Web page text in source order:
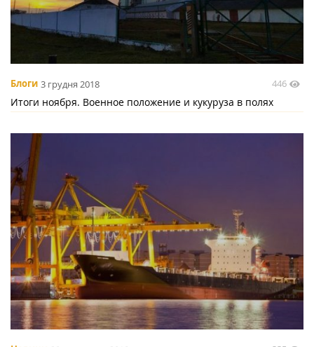
Блоги 3 грудня 2018 446
Итоги ноября. Военное положение и кукуруза в полях